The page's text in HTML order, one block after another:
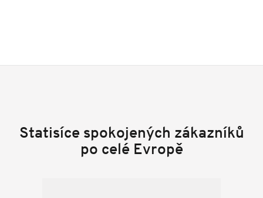
Statisíce spokojených zákazníků
po celé Evropě